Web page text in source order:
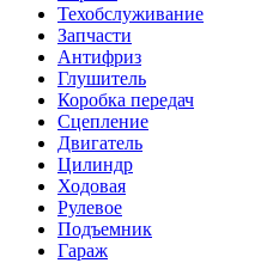
Техобслуживание
Запчасти
Антифриз
Глушитель
Коробка передач
Сцепление
Двигатель
Цилиндр
Ходовая
Рулевое
Подъемник
Гараж